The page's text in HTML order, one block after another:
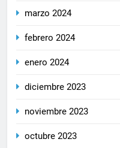
marzo 2024
febrero 2024
enero 2024
diciembre 2023
noviembre 2023
octubre 2023